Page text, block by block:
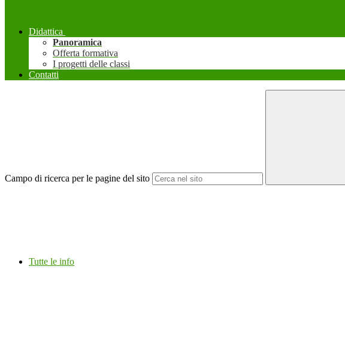
Didattica
Panoramica
Offerta formativa
I progetti delle classi
Contatti
Campo di ricerca per le pagine del sito
Tutte le info